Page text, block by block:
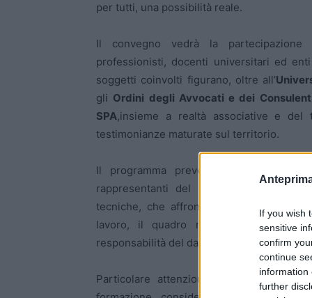
If you wish
sensitive
confirm
continue
information
further
per tutti, una possibilità reale.
Il convegno vedrà la partecipazione
professionisti, docenti universitari ed
soggetti coinvolti figurano, oltre all’
gli Ordini degli Avvocati e dei
SPA,insieme a realtà associative e
testimonianze maturate sul territorio.
Il programma prevede una prima
rappresentanti del mondo accademico,
tecniche, che affronteranno temi
lavoro, il quadro normativo su
responsabilità del datore di lavoro
Particolare attenzione sarà riservata